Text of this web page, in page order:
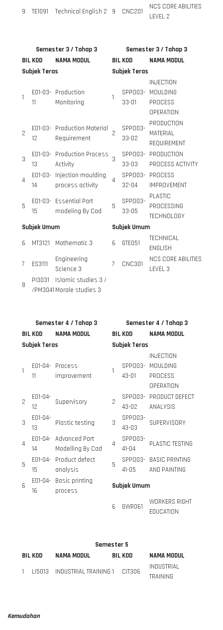
9
TE1091 Technical English 2 9 CNC201
NCS CORE ABILITIES
LEVEL 2
Semester 3 / Tahap 3
Semester 3 / Tahap 3
BIL KOD NAMA MODUL BIL KOD
NAMA MODUL
Subjek Teras
Subjek Teras
1
E01-03-
11
Production
Monitoring
1
SPPO03-
33-01
INJECTION
MOULDING
PROCESS
OPERATION
2
E01-03-
12
Production Material
Requirement
2
SPPO03-
33-02
PRODUCTION
MATERIAL
REQUIREMENT
3
E01-03-
13
Production Process
Activity
3
SPPO03-
33-03
PRODUCTION
PROCESS ACTIVITY
4
E01-03-
14
Injection moulding
process activity
4
SPPO03-
32-04
PROCESS
IMPROVEMENT
5
E01-03-
15
Essential Part
modeling By Cad
5
SPPO03-
33-05
PLASTIC
PROCESSING
TECHNOLOGY
Subjek Umum
Subjek Umum
6
MT3121 Mathematic 3 6 GTE051
TECHNICAL
ENGLISH
7
ES3111
Engineering
Science 3
7 CNC301
NCS CORE ABILITIES
LEVEL 3
8
PI3031
/PM3041
Islamic studies 3 /
Morale studies 3
Semester 4 / Tahap 3
Semester 4 / Tahap 3
BIL KOD NAMA MODUL BIL KOD
NAMA MODUL
Subjek Teras
Subjek Teras
1
E01-04-
11
Process
improvement
1
SPPO03-
43-01
INJECTION
MOULDING
PROCESS
OPERATION
2
E01-04-
12
Supervisory 2
SPPO03-
43-02
PRODUCT DEFECT
ANALYSIS
3
E01-04-
13
Plastic testing 3
SPPO03-
43-03
SUPERVISORY
4
E01-04-
14
Advanced Part
Modelling By Cad
4
SPPO03-
41-04
PLASTIC TESTING
5
E01-04-
15
Product defect
analysis
5
SPPO03-
41-05
BASIC PRINTING
AND PAINTING
6
E01-04-
16
Basic printing
process
Subjek Umum
6 GWR061
WORKERS RIGHT
EDUCATION
Semester 5
BIL KOD NAMA MODUL BIL KOD
NAMA MODUL
1
LI5013 INDUSTRIAL TRAINING 1 CIT306
INDUSTRIAL
TRAINING
Kemudahan